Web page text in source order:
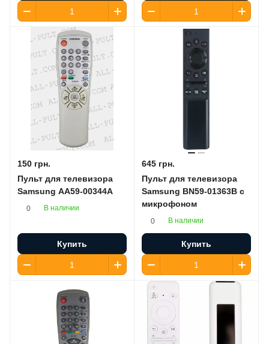
150 грн.
Пульт для телевизора
Samsung AA59-00344A
0 В наличии
Купить
645 грн.
Пульт для телевизора
Samsung BN59-01363B с
микрофоном
0 В наличии
Купить